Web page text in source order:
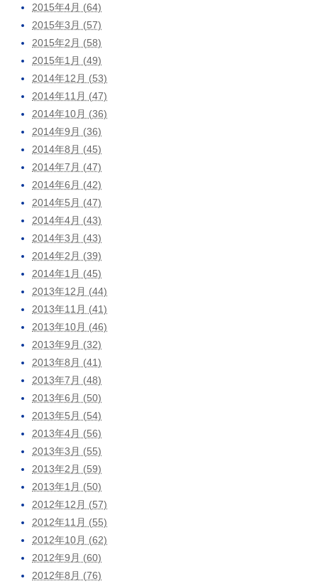
2015年4月 (64)
2015年3月 (57)
2015年2月 (58)
2015年1月 (49)
2014年12月 (53)
2014年11月 (47)
2014年10月 (36)
2014年9月 (36)
2014年8月 (45)
2014年7月 (47)
2014年6月 (42)
2014年5月 (47)
2014年4月 (43)
2014年3月 (43)
2014年2月 (39)
2014年1月 (45)
2013年12月 (44)
2013年11月 (41)
2013年10月 (46)
2013年9月 (32)
2013年8月 (41)
2013年7月 (48)
2013年6月 (50)
2013年5月 (54)
2013年4月 (56)
2013年3月 (55)
2013年2月 (59)
2013年1月 (50)
2012年12月 (57)
2012年11月 (55)
2012年10月 (62)
2012年9月 (60)
2012年8月 (76)